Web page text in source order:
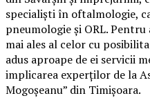
specialiști în oftalmologie,
pneumologie și ORL.
mai ales al celor cu
adus aproape de ei servicii
implicarea experților de la
Mogoșeanu” din Timișoara.